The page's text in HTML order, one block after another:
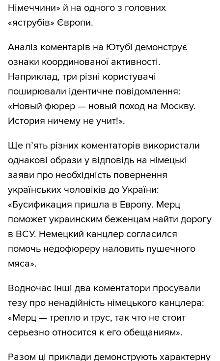
Німеччини» й на одного з головних
«яструбів» Європи.
Аналіз коментарів на Ютубі демонструє
ознаки координованої активності.
Наприклад, три різні користувачі
поширювали ідентичне повідомлення:
«Новый фюрер — новый поход на Москву.
История ничему не учит!».
Ще п’ять різних коментаторів використали
однакові образи у відповідь на німецькі
заяви про необхідність повернення
українських чоловіків до України:
«Бусификация пришла в Европу. Мерц
поможет украинским беженцам найти дорогу
в ВСУ. Немецкий канцлер согласился
помочь недофюреру наловить пушечного
мяса».
Водночас інші два коментатори просували
тезу про ненадійність німецького канцлера:
«Мерц — трепло и трус, так что не стоит
серьезно относится к его обещаниям».
Разом ці приклади демонструють характерну